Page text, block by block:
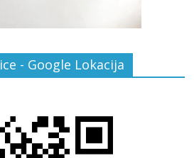
- Google Lokacija